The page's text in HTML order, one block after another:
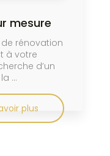
mesure
de rénovation
à votre
d’un
...
plus